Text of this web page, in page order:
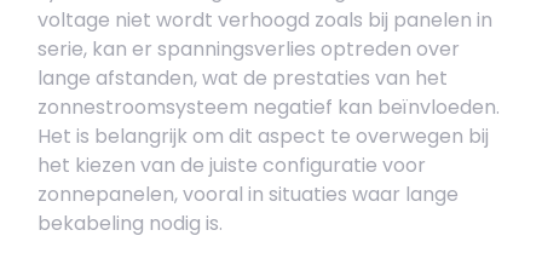
voltage niet wordt verhoogd zoals bij panelen in
serie, kan er spanningsverlies optreden over
lange afstanden, wat de prestaties van het
zonnestroomsysteem negatief kan beïnvloeden.
Het is belangrijk om dit aspect te overwegen bij
het kiezen van de juiste configuratie voor
zonnepanelen, vooral in situaties waar lange
bekabeling nodig is.